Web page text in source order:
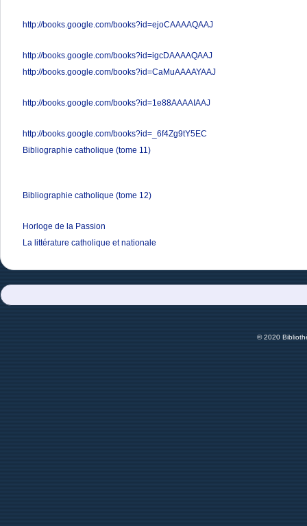
http://books.google.com/books?id=ejoCAAAAQAAJ
http://books.google.com/books?id=igcDAAAAQAAJ
http://books.google.com/books?id=CaMuAAAAYAAJ
http://books.google.com/books?id=1e88AAAAIAAJ
http://books.google.com/books?id=_6f4Zg9tY5EC
Bibliographie catholique (tome 11)
Bibliographie catholique (tome 12)
Horloge de la Passion
La littérature catholique et nationale
© 2020